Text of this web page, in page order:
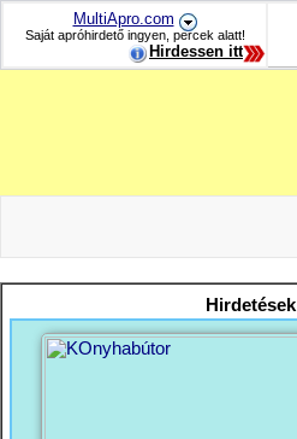
MultiApro.com
Saját apróhirdető ingyen, percek alatt!
Hirdessen itt
Hirdetések